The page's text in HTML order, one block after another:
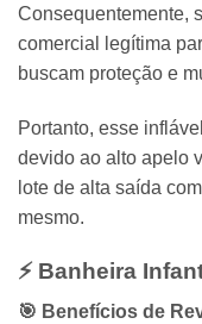
Consequentemente,
comercial legítima
buscam proteção e
Portanto, esse
devido ao alto apelo
lote de alta saída
mesmo.
⚡ Banheira
🎯 Benefícios de